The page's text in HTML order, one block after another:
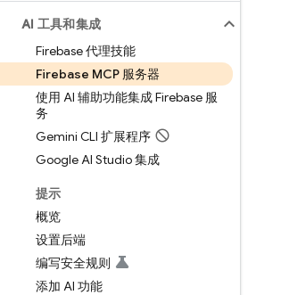
AI 工具和集成
Firebase 代理技能
Firebase MCP 服务器
使用 AI 辅助功能集成 Firebase 服
务
Gemini CLI 扩展程序
Google AI Studio 集成
提示
概览
设置后端
编写安全规则
添加 AI 功能